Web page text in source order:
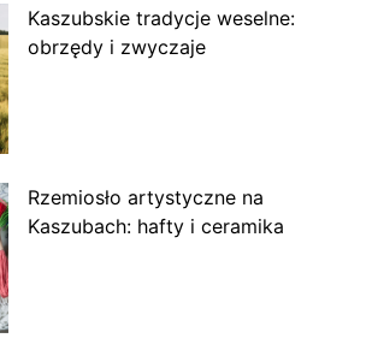
Kaszubskie tradycje weselne:
obrzędy i zwyczaje
Rzemiosło artystyczne na
Kaszubach: hafty i ceramika